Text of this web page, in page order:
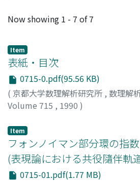
Recent Submissions
Now showing 1 - 7 of 7
Item
表紙・目次
0715-0.pdf(95.56 KB)
( 京都大学数理解析研究所 , 数理解
Volume 715 , 1990 )
Item
フォンノイマン部分環の指
(表現論における共役隨伴軌
0715-01.pdf(1.77 MB)